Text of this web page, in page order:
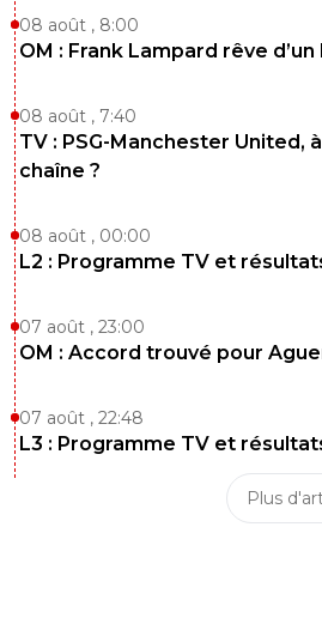
0+ Répondre
Carragher a raison , arsenal
finale on montre autre chose
flaco75-reviens-l-o 31 mai
🇫🇷🇺🇦
7 + Répondre
08 août , 8:00
OM : Frank Lampard rêve
08 août , 7:40
TV : PSG-Manchester United,
chaîne ?
08 août , 00:00
L2 : Programme TV et
07 août , 23:00
OM : Accord trouvé pour
07 août , 22:48
L3 : Programme TV et
Plus